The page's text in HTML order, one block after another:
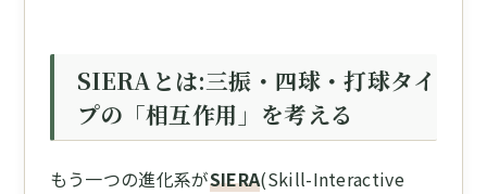
SIERAとは:三振・四球・打球タイ
プの「相互作用」を考える
もう一つの進化系がSIERA(Skill-Interactive